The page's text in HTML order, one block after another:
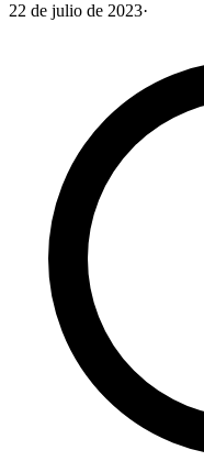
22 de julio de 2023·